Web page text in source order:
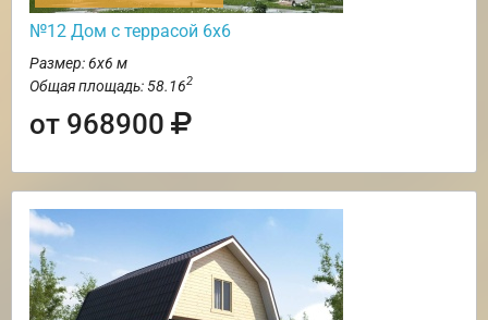
№12 Дом с террасой 6х6
Размер: 6х6 м
Общая площадь: 58.162
от 968900